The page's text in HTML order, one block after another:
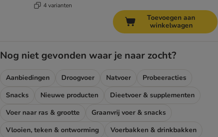
4 varianten
Toevoegen aan
winkelwagen
Nog niet gevonden waar je naar zocht?
Aanbiedingen Droogvoer Natvoer
Probeeracties
Snacks
Nieuwe producten
Dieetvoer & supplementen
Voer naar ras & grootte
Graanvrij voer & snacks
Vlooien, teken & ontworming
Voerbakken & drinkbakken